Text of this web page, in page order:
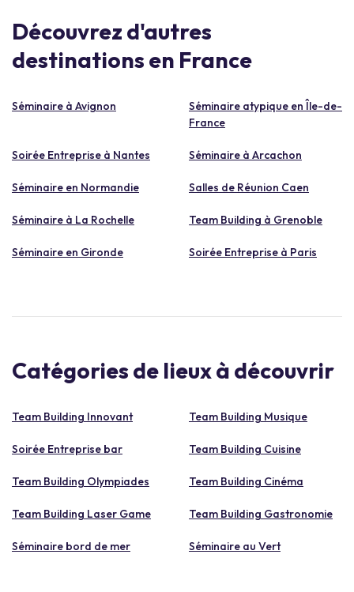
Découvrez d'autres
destinations en France
Séminaire à Avignon
Séminaire atypique en Île-de-
France
Soirée Entreprise à Nantes Séminaire à Arcachon
Séminaire en Normandie Salles de Réunion Caen
Séminaire à La Rochelle Team Building à Grenoble
Séminaire en Gironde Soirée Entreprise à Paris
Catégories de lieux à découvrir
Team Building Innovant Team Building Musique
Soirée Entreprise bar Team Building Cuisine
Team Building Olympiades Team Building Cinéma
Team Building Laser Game Team Building Gastronomie
Séminaire bord de mer Séminaire au Vert